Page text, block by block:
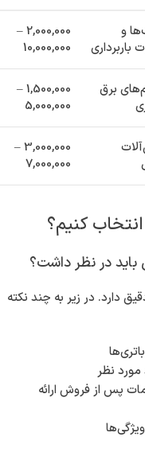
و
باربرداری
2,000,000 –
10,000,000
برق
1,500,000 –
5,000,000
3,000,000 –
7,000,000
کنیم؟
باید در نظر داشت؟
دارد. در زیر به چند نکته
مورد نظر
پس از فروش ارائه